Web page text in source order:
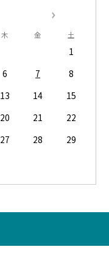
木 金 土
1
6 7
8
13 14
15
20 21
22
27 28
29